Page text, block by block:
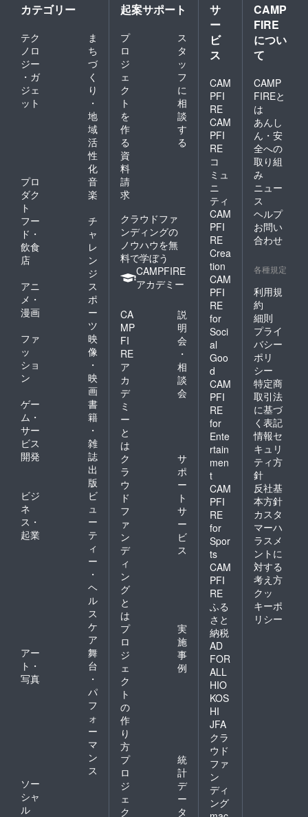
カテゴリー
テク
ノロ
ジー
・ガ
ジェ
ット
ま
ち
づ
く
り
・
地
域
活
性
化
プロ
ダク
ト
音
楽
フー
ド・
飲食
店
チ
ャ
レ
ン
ジ
アニ
メ・
漫画
ス
ポ
ー
ツ
ファ
ッ
ショ
ン
映
像
・
映
画
ゲー
ム・
サー
ビス
開発
書
籍
・
雑
誌
出
版
ビジ
ネ
ス・
起業
ビ
ュ
ー
テ
ィ
ー
・
ヘ
ル
ス
ケ
ア
アー
ト・
写真
舞
台
・
パ
フ
ォ
ー
マ
ン
ス
ソー
シャ
ル
起案サポート
プ
ロ
ジ
ェ
ク
ト
を
作
る
ス
タ
ッ
フ
に
相
談
す
る
資
料
請
求
クラウドファ
ンディングの
ノウハウを無
料で学ぼう
CAMPFIRE
アカデミー
CA
MP
FI
RE
ア
カ
デ
ミ
ー
と
は
説
明
会
・
相
談
会
ク
ラ
ウ
ド
フ
ァ
ン
デ
ィ
ン
グ
と
は
サ
ポ
ー
ト
サ
ー
ビ
ス
プ
ロ
ジ
ェ
ク
ト
の
作
り
方
実
施
事
例
プ
ロ
ジ
ェ
ク
統
計
デ
ー
タ
サ
ー
ビ
ス
CAM
PFI
RE
CAM
PFI
RE
コ
ミュ
ニ
ティ
CAM
PFI
RE
Crea
tion
CAM
PFI
RE
for
Soci
al
Goo
d
CAM
PFI
RE
for
Ente
rtain
men
t
CAM
PFI
RE
for
Spor
ts
CAM
PFI
RE
ふる
さと
納税
AD
FOR
ALL
HIO
KOS
HI
JFA
クラ
ウド
ファ
ン
ディ
ング
CAMP
FIRE
につい
て
CAMP
FIREと
は
あんし
ん・安
全への
取り組
み
ニュー
ス
ヘルプ
お問い
合わせ
各種規定
利用規
約
細則
プライ
バシー
ポリ
シー
特定商
取引法
に基づ
く表記
情報セ
キュリ
ティ方
針
反社基
本方針
カスタ
マーハ
ラスメ
ントに
対する
考え方
クッ
キーポ
リシー